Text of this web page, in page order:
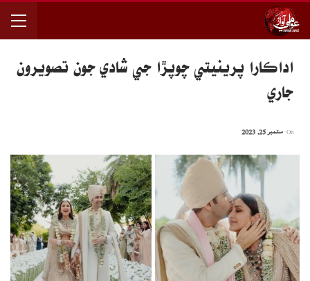
اداڪارا پرينيتي چوپڙا جي شادي جون تصويرون
جاري